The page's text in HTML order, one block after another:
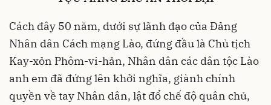
Cách đây 50 năm, dưới sự lãnh đạo của Đảng
Nhân dân Cách mạng Lào, đứng đầu là Chủ tịch
Kay-xỏn Phôm-vi-hản, Nhân dân các dân tộc Lào
anh em đã đứng lên khởi nghĩa, giành chính
quyền về tay Nhân dân, lật đổ chế độ quân chủ,